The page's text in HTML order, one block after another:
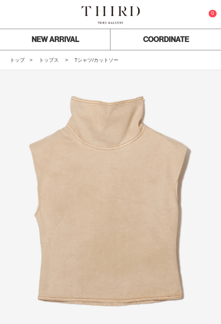
0
NEW ARRIVAL COORDINATE
トップ トップス Tシャツ/カットソー